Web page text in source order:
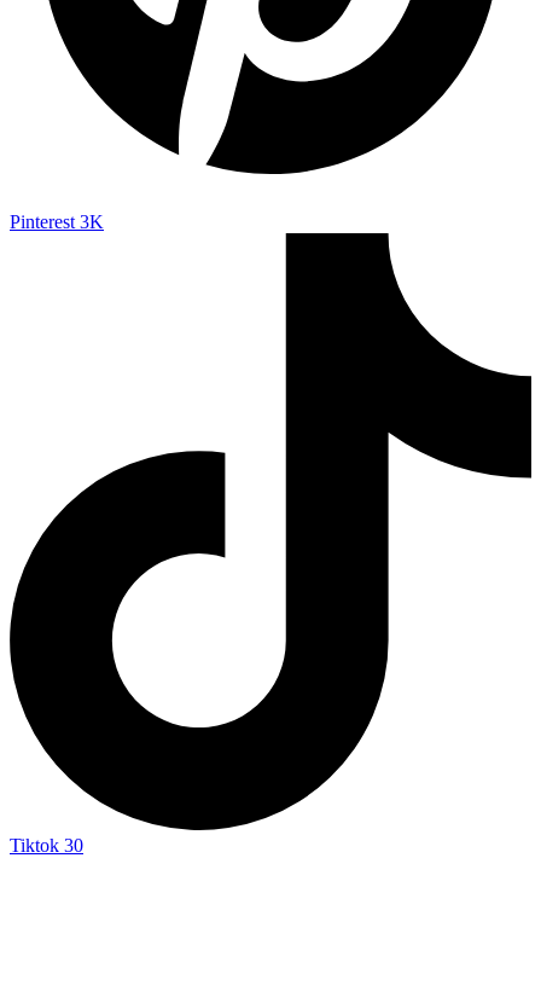
Pinterest 3K
Tiktok 30